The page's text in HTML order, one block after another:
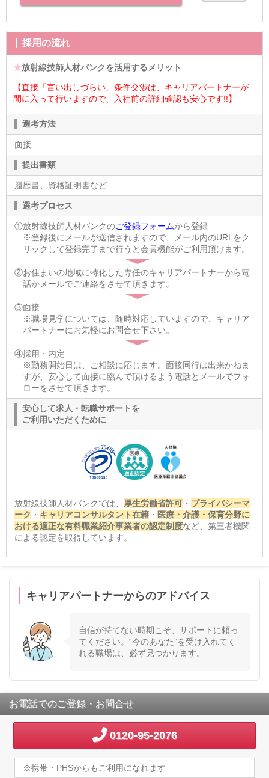
採用の流れ
★放射線技師人材バンクを活用するメリット
【直接「言い出しづらい」条件交渉は、キャリアパートナーが
間に入って行いますので、入社前の詳細確認も安心です!!】
選考方法
面接
提出書類
履歴書、資格証明書など
選考プロセス
①放射線技師人材バンクのご登録フォームから登録
※登録後にメールが送信されますので、メール内のURLをク
リックして登録完了まで行うと会員機能がご利用頂けます。
②お住まいの地域に特化した専任のキャリアパートナーから電
話かメールでご連絡をさせて頂きます。
③面接
※職場見学については、随時対応していますので、キャリア
パートナーにお気軽にお問合せ下さい。
④採用・内定
※勤務開始日は、ご相談に応じます。面接同行は出来かねま
すが、安心して面接に臨んで頂けるよう電話とメールでフォ
ローをさせて頂きます。
安心して求人・転職サポートを
ご利用いただくために
放射線技師人材バンクでは、 厚生労働省許可・ プライバシーマ
ーク ・ キャリアコンサルタント在籍・ 医療・介護・保育分野に
おける適正な有料職業紹介事業者の認定制度など、第三者機関
による認定を取得しています。
キャリアパートナーからのアドバイス
自信が持てない時期こそ、サポートに頼っ
てください。“今のあなた”を受け入れてく
れる職場は、必ず見つかります。
お電話でのご登録・お問合せ
0120-95-2076
※携帯・PHSからもご利用になれます